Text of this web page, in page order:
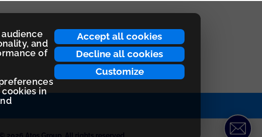
Accept all cookies
Decline all cookies
Customize
and
of
in